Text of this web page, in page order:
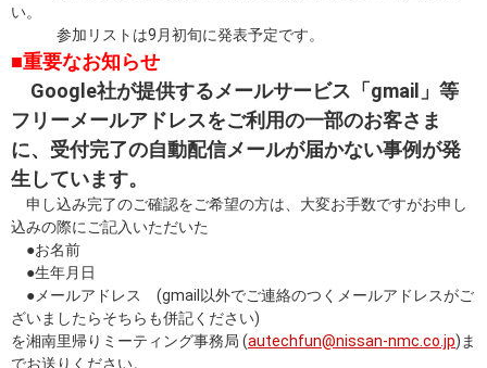
い。
参加リストは9月初旬に発表予定です。
■重要なお知らせ
Google社が提供するメールサービス「gmail」等
フリーメールアドレスをご利用の一部のお客さま
に、受付完了の自動配信メールが届かない事例が発
生しています。
申し込み完了のご確認をご希望の方は、大変お手数ですがお申し
込みの際にご記入いただいた
●お名前
●生年月日
●メールアドレス (gmail以外でご連絡のつくメールアドレスがご
ざいましたらそちらも併記ください)
を湘南里帰りミーティング事務局 (autechfun@nissan-nmc.co.jp)ま
でお送りください。